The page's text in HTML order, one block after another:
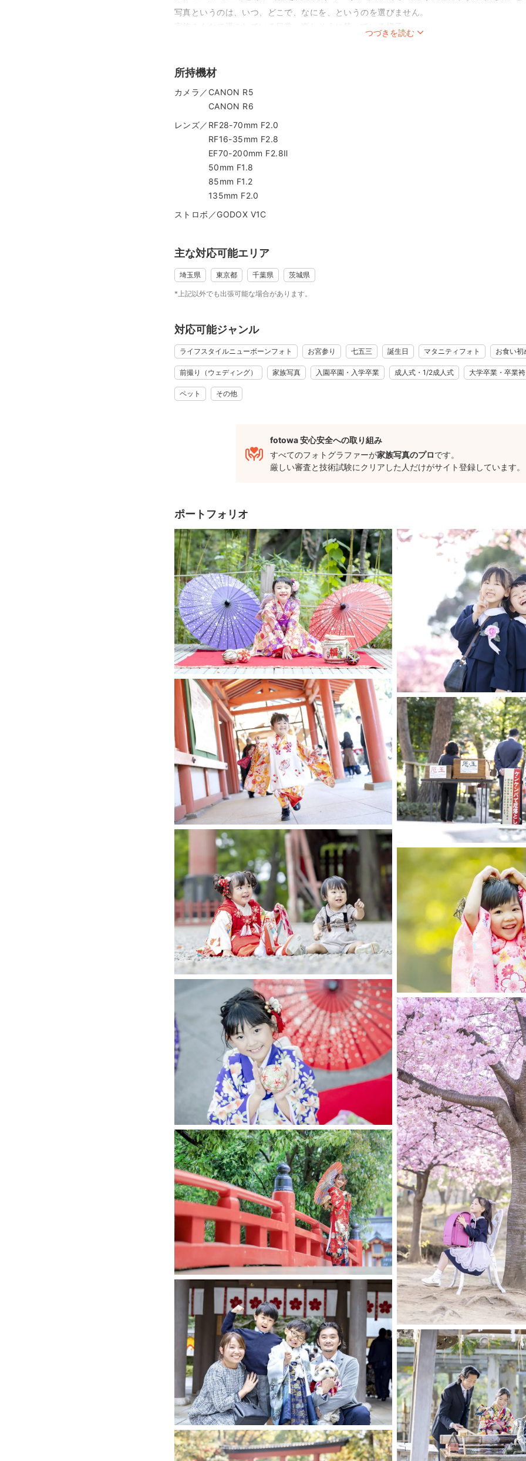
写真というのは、いつ、どこで、なにを、というのを選びません。
家族みんなで過ごしている日常、楽しそうに笑っている様子、
ちょっと緊張した面持ち、ご機嫌ななめの泣き顔、おすましのちょっと背伸びしたポーズな
私の写真で大切にしていることは、本人だけでなく家族みんなが主役となって後から見返し
私は埼玉県さいたま市に住む10歳の娘と5歳と3歳の息子を持つ３人のパパです。
ニティフォト、初宮詣、七五三、学校撮影、イベント写真、宣材写真など幅広く撮影を行な
＝＝＝＝＝＝＝＝＝＝＝＝＝＝＝＝＝＝＝＝＝＝＝＝＝＝＝＝＝＝＝＝＝＝＝＝＝
・和傘（３歳用）／白、赤、紫
・和傘（７歳用）／白、青、緑、赤、紫、ピンク
・和傘（20歳用）／赤、紫
・刀（おもちゃ）／煉獄モデル（76cm）、カナヲモデル（76cm）
・紙風船
・千歳飴袋（３歳用）
・祝い樽
＊撮影場所実績＊
・氷川神社（大宮） ・櫻木神社（野田） ・日枝神社（赤坂）
・喜多院（川越） ・中院（川越） ・蔵造りの街並み（川越）
つづきを読む
所持機材
カメラ／CANON R5
CANON R6
レンズ／RF28-70mm F2.0
RF16-35mm F2.8
EF70-200mm F2.8Ⅱ
50mm F1.8
85mm F1.2
135mm F2.0
ストロボ／GODOX V1C
主な対応可能エリア
埼玉県 東京都 千葉県 茨城県
*上記以外でも出張可能な場合があります。
対応可能ジャンル
ライフスタイルニューボーンフォト お宮参り 七五三 誕生日 マタニティフォト お食い初
前撮り（ウェディング） 家族写真 入園卒園・入学卒業 成人式・1/2成人式 大学卒業・卒業袴
ペット その他
fotowa 安心安全への取り組み
すべてのフォトグラファーが家族写真のプロです。
厳しい審査と技術試験にクリアした人だけがサイト登録しています。
ポートフォリオ